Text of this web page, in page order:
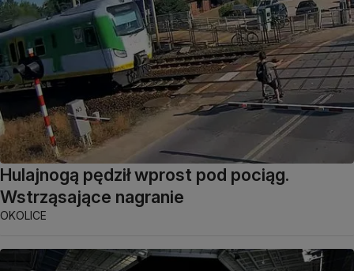
Hulajnogą pędził wprost pod pociąg.
Wstrząsające nagranie
OKOLICE